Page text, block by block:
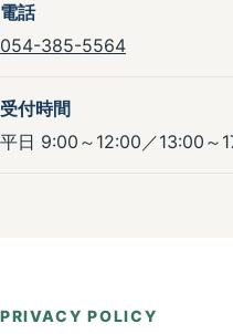
電話
054-385-5564
受付時間
平日 9:00～12:00／13:00～
PRIVACY POLICY